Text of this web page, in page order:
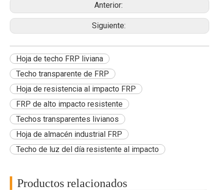
Anterior:
Siguiente:
Hoja de techo FRP liviana
Techo transparente de FRP
Hoja de resistencia al impacto FRP
FRP de alto impacto resistente
Techos transparentes livianos
Hoja de almacén industrial FRP
Techo de luz del día resistente al impacto
Productos relacionados